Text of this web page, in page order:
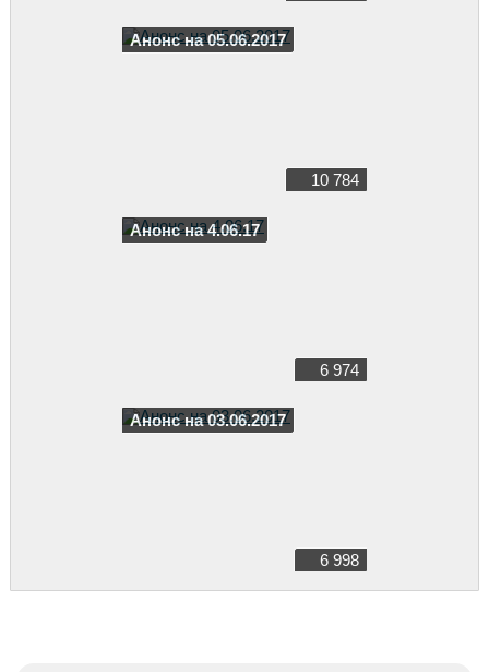
Анонс на 05.06.2017
10 784
Анонс на 4.06.17
6 974
Анонс на 03.06.2017
6 998